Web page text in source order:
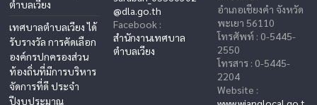
ตำบลเวียง
เทศบาลตำบลเวียง ได้
รับรางวัล การคัดเลือก
องค์กรปกครองส่วน
ท้องถิ่นที่มีการบริหาร
จัดการที่ดี ประจำ
ปีงบประมาณ
@dla.go.th
Facebook :
สำนักงานเทศบาล
ตำบลเวียง
อำเภอเชียงคำ จังหวัด
พะเยา 56110
โทรศัพท์ : 0-5445-
2550
โทรสาร : 0-5445-
2204
Website :